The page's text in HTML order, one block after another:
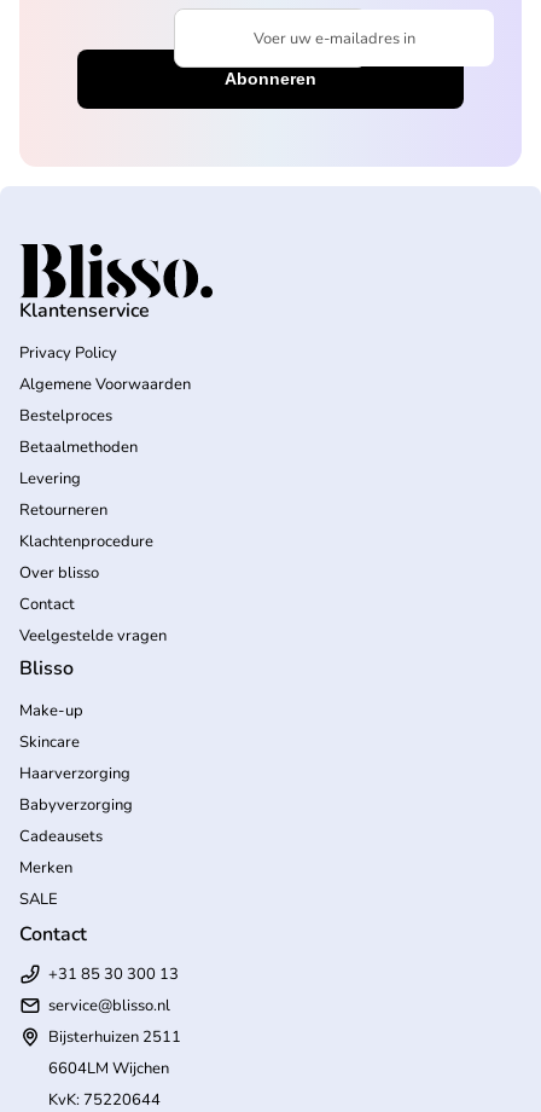
Voer uw e-mailadres in
Home
Klantenservice
Privacy Policy
Algemene Voorwaarden
Bestelproces
Betaalmethoden
Levering
Retourneren
Klachtenprocedure
Over blisso
Contact
Veelgestelde vragen
Blisso
Make-up
Skincare
Haarverzorging
Babyverzorging
Cadeausets
Merken
SALE
Contact
+31 85 30 300 13
service@blisso.nl
Bijsterhuizen 2511
6604LM Wijchen
KvK: 75220644